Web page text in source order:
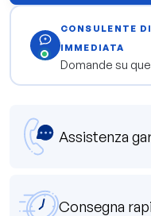
CONSULENTE
IMMEDIATA
Domande su
Assistenza
Consegna